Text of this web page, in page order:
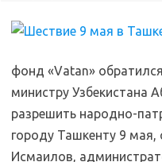
фонд «Vatan»
министру Узбекистана
разрешить народно-
городу Ташкенту 9
Исмаилов,